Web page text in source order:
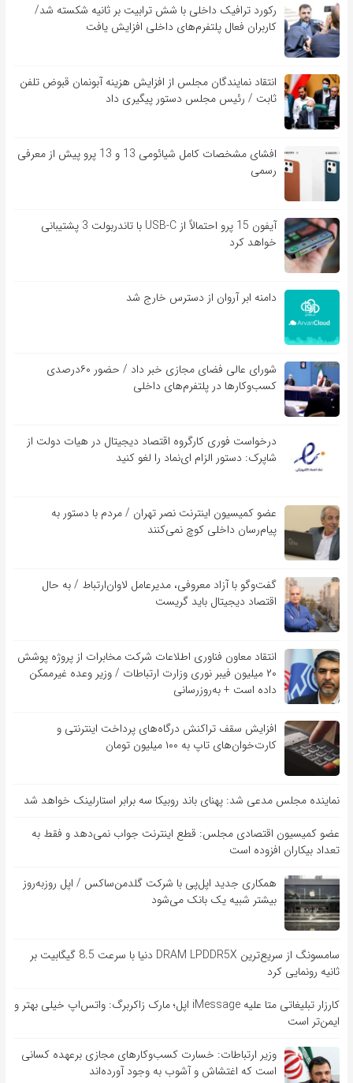
رکورد ترافیک داخلی با شش ترابیت بر ثانیه شکسته شد/
کاربران فعال پلتفرم‌های داخلی افزایش یافت
انتقاد نمایندگان مجلس از افزایش هزینه آبونمان قبوض تلفن
ثابت / رئیس مجلس دستور پیگیری داد
افشای مشخصات کامل شیائومی 13 و 13 پرو پیش از معرفی
رسمی
آیفون 15 پرو احتمالاً از USB-C با تاندربولت 3 پشتیبانی
خواهد کرد
دامنه ابر آروان از دسترس خارج شد
شورای عالی فضای مجازی خبر داد / حضور ۶۰درصدی
کسب‌و‌کارها در پلتفرم‌های داخلی
درخواست فوری کارگروه اقتصاد دیجیتال در هیات دولت از
شاپرک: دستور الزام ای‌نماد را لغو کنید
عضو کمیسیون اینترنت نصر تهران / مردم با دستور به
پیام‌رسان داخلی کوچ نمی‌کنند
گفت‌و‌گو با آزاد معروفی، مدیرعامل لاوان‌ارتباط / به حال
اقتصاد دیجیتال باید گریست
انتقاد معاون فناوری اطلاعات شرکت مخابرات از پروژه پوشش
۲۰ میلیون فیبر نوری وزارت ارتباطات / وزیر وعده غیرممکن
داده است + به‌روزرسانی
افزایش سقف تراکنش درگاه‌های پرداخت اینترنتی و
کارت‌خوان‌های تاپ به ۱۰۰ میلیون تومان
نماینده مجلس مدعی شد: پهنای باند روبیکا سه برابر استارلینک خواهد شد
عضو کمیسیون اقتصادی مجلس: قطع اینترنت جواب نمی‌دهد و فقط به
تعداد بیکاران افزوده است
همکاری جدید اپل‌پی با شرکت گلدمن‌ساکس / اپل روزبه‌روز
بیشتر شبیه یک بانک می‌شود
سامسونگ از سریع‌ترین DRAM LPDDR5X دنیا با سرعت 8.5 گیگابیت بر
ثانیه رونمایی کرد
کارزار تبلیغاتی متا علیه iMessage اپل؛ مارک زاکربرگ: واتس‌اپ خیلی بهتر و
ایمن‌تر است
وزیر ارتباطات: خسارت کسب‌وکارهای مجازی برعهده کسانی
است که اغتشاش و آشوب به وجود آورده‌اند